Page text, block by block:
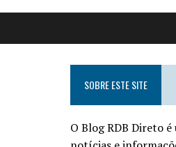
SOBRE ESTE SITE
O Blog RDB Direto